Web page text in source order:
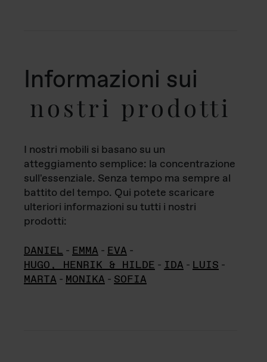
Informazioni sui
nostri prodotti
I nostri mobili si basano su un
atteggiamento semplice: la concentrazione
sull'essenziale. Senza tempo ma sempre al
battito del tempo. Qui potete scaricare
ulteriori informazioni su tutti i nostri
prodotti:
DANIEL - EMMA - EVA -
HUGO, HENRIK & HILDE - IDA - LUIS -
MARTA - MONIKA - SOFIA